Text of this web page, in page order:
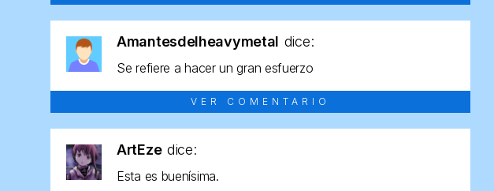
Amantesdelheavymetal dice:
Se refiere a hacer un gran esfuerzo
VER COMENTARIO
ArtEze dice:
Esta es buenísima.